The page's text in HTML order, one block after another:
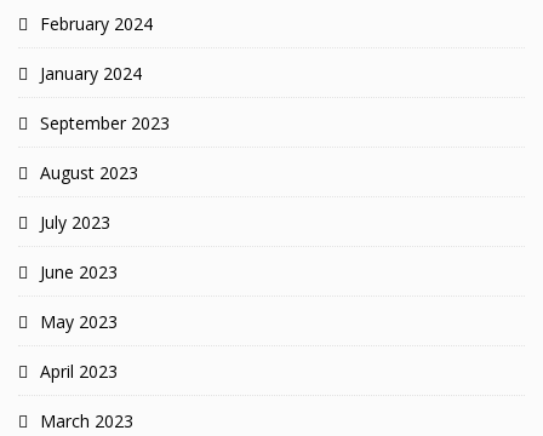
February 2024
January 2024
September 2023
August 2023
July 2023
June 2023
May 2023
April 2023
March 2023